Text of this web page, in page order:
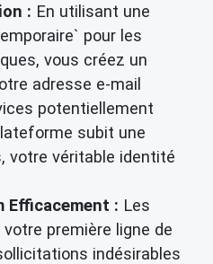
: En utilisant une
pour les
vous créez un
adresse e-mail
potentiellement
subit une
votre véritable identité
Efficacement : Les
première ligne de
indésirables